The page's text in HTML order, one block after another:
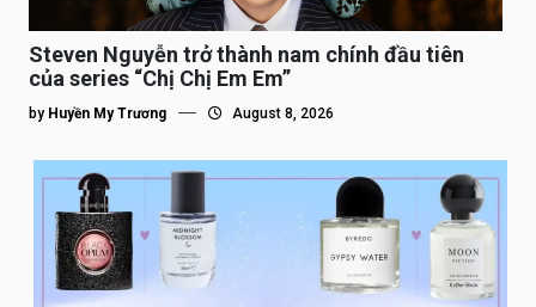
Steven Nguyễn trở thành nam chính đầu tiên
của series “Chị Chị Em Em”
by Huyền My Trương August 8, 2026